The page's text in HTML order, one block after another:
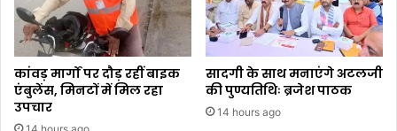
कांवड़ मार्गों पर दौड़ रहीं बाइक
एंबुलेंस, मिनटों में मिल रहा
उपचार
14 hours ago
सादगी के साथ मनाएंगे अटलजी
की पुण्यतिथिः ब्रजेश पाठक
14 hours ago